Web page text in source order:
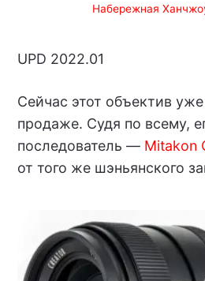
Набережная
UPD 2022.01
Сейчас этот объектив
продаже. Судя по всему,
последователь — Mitakon
от того же шэньянского